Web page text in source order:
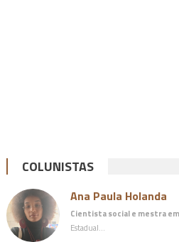
COLUNISTAS
Ana Paula Holanda
Cientista social e mestra
Estadual…